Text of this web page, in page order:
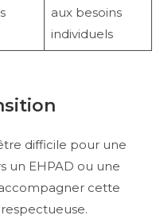
aux besoins
individuels
difficile pour une
un EHPAD ou une
cette